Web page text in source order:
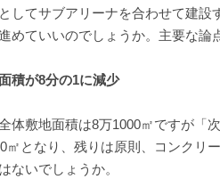
してサブアリーナを合わせて建
めていいのでしょうか。主要な論
積が8分の1に減少
体敷地面積は8万1000㎡ですが「
㎡となり、残りは原則、コンクリ
ないでしょうか。